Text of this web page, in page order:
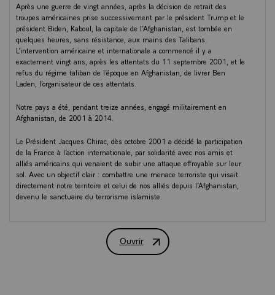
Après une guerre de vingt années, après la décision de retrait des
troupes américaines prise successivement par le président Trump et le
président Biden, Kaboul, la capitale de l’Afghanistan, est tombée en
quelques heures, sans résistance, aux mains des Talibans.
L’intervention américaine et internationale a commencé il y a
exactement vingt ans, après les attentats du 11 septembre 2001, et le
refus du régime taliban de l’époque en Afghanistan, de livrer Ben
Laden, l’organisateur de ces attentats.
Notre pays a été, pendant treize années, engagé militairement en
Afghanistan, de 2001 à 2014.
Le Président Jacques Chirac, dès octobre 2001 a décidé la participation
de la France à l’action internationale, par solidarité avec nos amis et
alliés américains qui venaient de subir une attaque effroyable sur leur
sol. Avec un objectif clair : combattre une menace terroriste qui visait
directement notre territoire et celui de nos alliés depuis l’Afghanistan,
devenu le sanctuaire du terrorisme islamiste.
des premières troupes françaises.
Le Président François Hollande, a ensuite décidé du retrait complet de
Ouvrir